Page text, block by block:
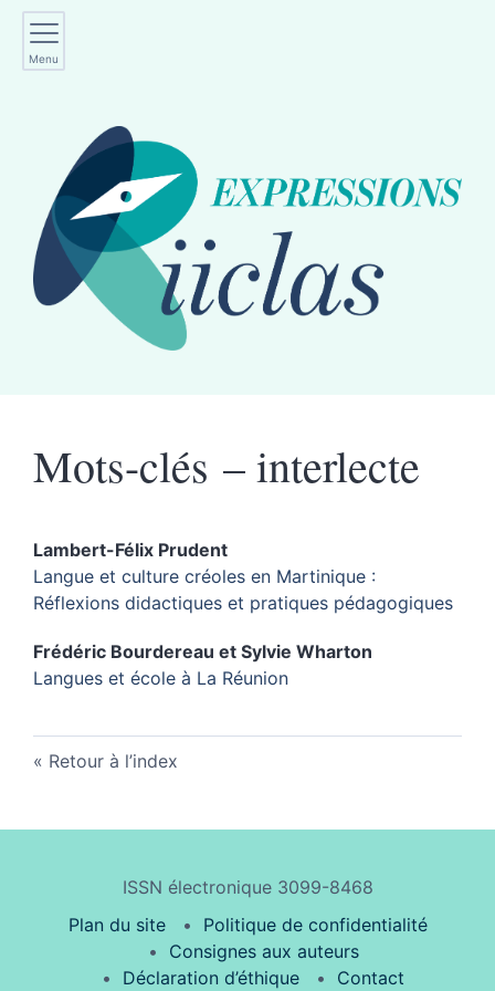
Menu
Mots-clés – interlecte
Lambert-Félix Prudent
Langue et culture créoles en Martinique :
Réflexions didactiques et pratiques pédagogiques
Frédéric Bourdereau et Sylvie Wharton
Langues et école à La Réunion
Retour à l’index
ISSN électronique 3099-8468
Plan du site
Politique de confidentialité
Consignes aux auteurs
Déclaration d’éthique
Contact